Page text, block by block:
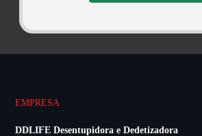
EMPRESA
DDLIFE Desentupidora e Dedetizadora